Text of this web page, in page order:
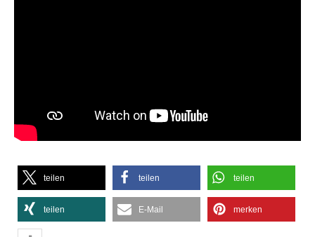
teilen teilen teilen
teilen E-Mail merken